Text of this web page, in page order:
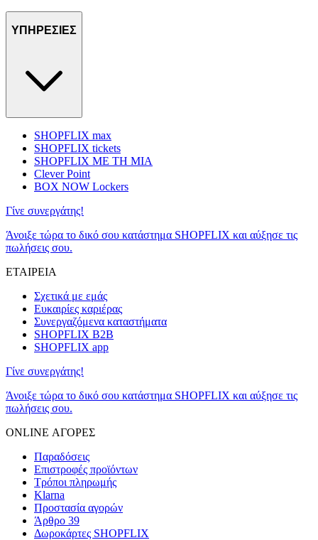
ΥΠΗΡΕΣΙΕΣ
SHOPFLIX max
SHOPFLIX tickets
SHOPFLIX ΜΕ ΤΗ ΜΙΑ
Clever Point
BOX NOW Lockers
Γίνε συνεργάτης!
Άνοιξε τώρα το δικό σου κατάστημα SHOPFLIX και αύξησε τις
πωλήσεις σου.
ΕΤΑΙΡΕΙΑ
Σχετικά με εμάς
Ευκαιρίες καριέρας
Συνεργαζόμενα καταστήματα
SHOPFLIX B2B
SHOPFLIX app
Γίνε συνεργάτης!
Άνοιξε τώρα το δικό σου κατάστημα SHOPFLIX και αύξησε τις
πωλήσεις σου.
ONLINE ΑΓΟΡΕΣ
Παραδόσεις
Επιστροφές προϊόντων
Τρόποι πληρωμής
Klarna
Προστασία αγορών
Άρθρο 39
Δωροκάρτες SHOPFLIX